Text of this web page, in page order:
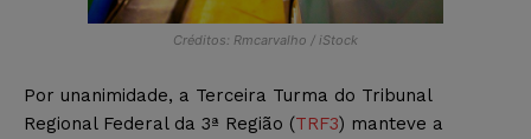
Créditos: Rmcarvalho / iStock
Por unanimidade, a Terceira Turma do Tribunal
Regional Federal da 3ª Região (TRF3) manteve a